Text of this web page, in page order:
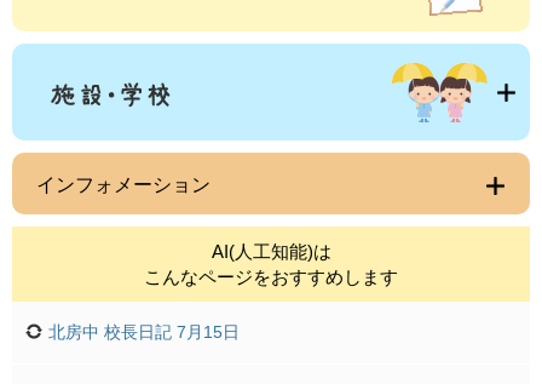
インフォメーション
AI(人工知能)は
こんなページをおすすめします
北房中 校長日記 7月15日